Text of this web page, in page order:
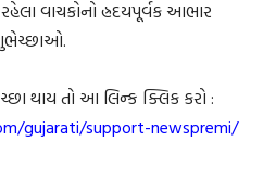
વાચકોનો હ્રદયપૂર્વક આભાર
થાય તો આ લિન્ક ક્લિક કરો :
gujarati/support-newspremi/